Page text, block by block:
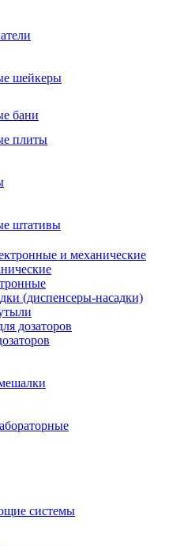
шейкеры
бани
плиты
штативы
и механические
(диспенсеры-насадки)
дозаторов
системы